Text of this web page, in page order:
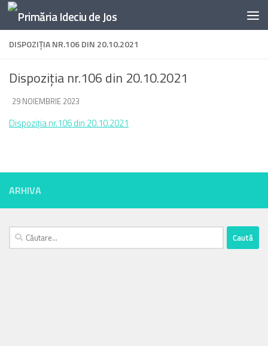
Skip to content
DISPOZIȚIA NR.106 DIN 20.10.2021
Dispoziția nr.106 din 20.10.2021
DE ·
29 NOIEMBRIE 2023
Dispoziția nr.106 din 20.10.2021
ARHIVA
Caută
după: